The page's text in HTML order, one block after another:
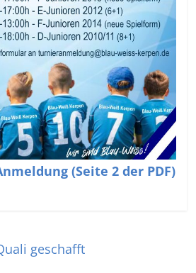
(Seite 2 der PDF)
geschafft